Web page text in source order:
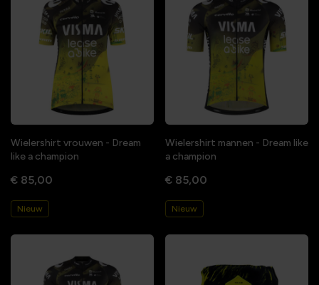
Wielershirt vrouwen - Dream
like a champion
€ 85,00
Nieuw
Wielershirt mannen - Dream like
a champion
€ 85,00
Nieuw